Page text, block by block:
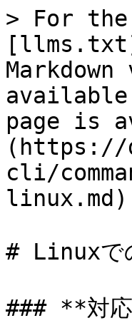
> For the
page is
(https://
cli/
# Linuxで
### **対